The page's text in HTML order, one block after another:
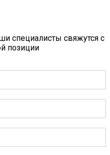
специалисты свяжутся с
позиции